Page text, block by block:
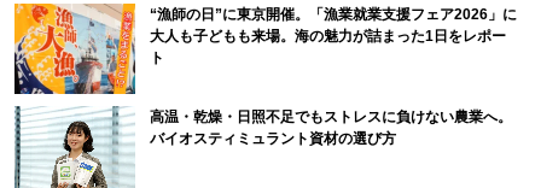
“漁師の日”に東京開催。「漁業就業支援フェア2026」に
大人も子どもも来場。海の魅力が詰まった1日をレポー
ト
高温・乾燥・日照不足でもストレスに負けない農業へ。
バイオスティミュラント資材の選び方